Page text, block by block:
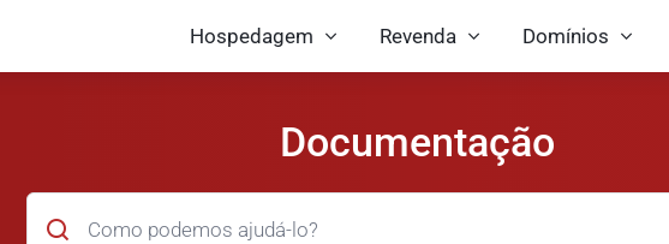
Hospedagem Revenda Domínios
Documentação